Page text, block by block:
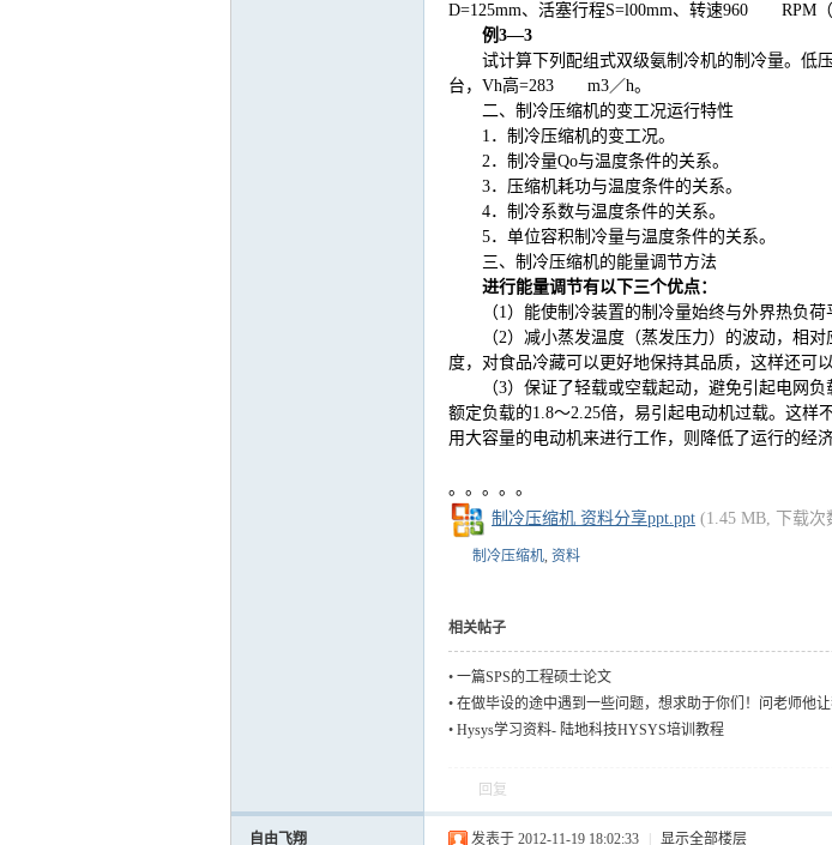
D=125mm、活塞行程S=l00mm、转速960 RPM （
例3—3
试计算下列配组式双级氨制冷机的制冷量。低压
台， Vh高=283 m3／h。
二、制冷压缩机的变工况运行特性
1 ．制冷压缩机的变工况。
2．制冷量Qo与温度条件的关系。
3．压缩机耗功与温度条件的关系。
4．制冷系数与温度条件的关系。
5．单位容积制冷量与温度条件的关系。
三、制冷压缩机的能量调节方法
进行能量调节有以下三个优点：
（1）能使制冷装置的制冷量始终与外界热负荷
（2）减小蒸发温度（蒸发压力）的波动，相
度，对食品冷藏可以更好地保持其品质，这样还可
（3）保证了轻载或空载起动，避免引起电网
额定负载的1.8～2.25倍，易引起电动机过载。这样
用大容量的电动机来进行工作，则降低了运行的经济
。。。。。
制冷压缩机 资料分享ppt.ppt (1.45 MB, 下载次
制冷压缩机, 资料
相关帖子
• 一篇SPS的工程硕士论文
• 在做毕设的途中遇到一些问题，想求助于你们！问老师他
料，但是有些我查不到
• Hysys学习资料- 陆地科技HYSYS培训教程
回复
自由飞翔 发表于 2012-11-19 18:02:33 显示全部楼层